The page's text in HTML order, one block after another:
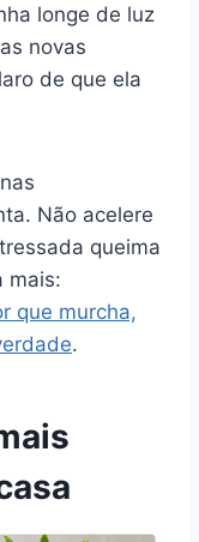
longe de luz
novas
de que ela
Não acelere
queima
mais:
que murcha,
.